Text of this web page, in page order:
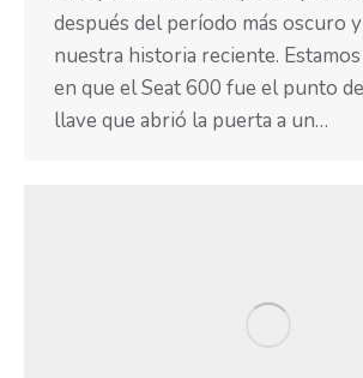
después del período más oscuro
nuestra historia reciente.
en que el Seat 600 fue el punto
llave que abrió la puerta a un…